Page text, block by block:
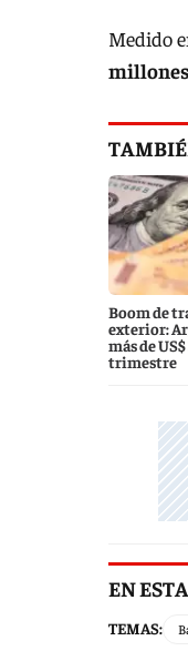
Medido
Boom de
exterior:
más de
trimestre
EN
TEMAS: